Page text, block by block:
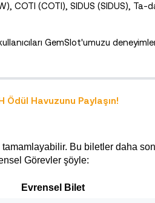
COTI (COTI), SIDUS (SIDUS), Ta-
GemSlot'umuzu
Ödül Havuzunu Paylaşın!
Bu biletler daha
Görevler şöyle:
Evrensel Bilet